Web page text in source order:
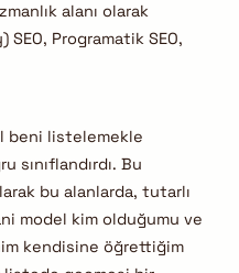
alanı olarak
SEO, Programatik SEO,
beni listelemekle
sınıflandırdı. Bu
bu alanlarda, tutarlı
model kim olduğumu ve
kendisine öğrettiğim